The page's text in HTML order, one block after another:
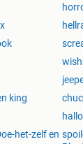
king
het-zelf en